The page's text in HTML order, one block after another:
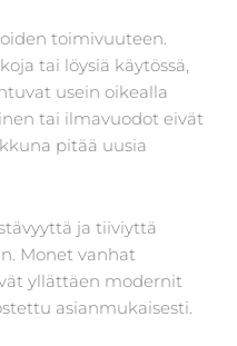
toimivuuteen.
tai löysiä käytössä,
usein oikealla
tai ilmavuodot eivät
pitää uusia
ja tiiviyttä
Monet vanhat
yllättäen modernit
asianmukaisesti.